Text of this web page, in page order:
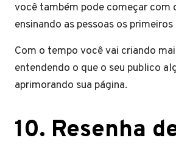
você também pode começar com
ensinando as pessoas os primeiros
Com o tempo você vai criando
entendendo o que o seu publico
aprimorando sua página.
10. Resenha